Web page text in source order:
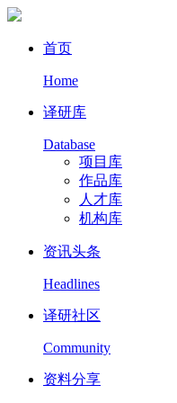
首页
Home
译研库
Database
项目库
作品库
人才库
机构库
资讯头条
Headlines
译研社区
Community
资料分享